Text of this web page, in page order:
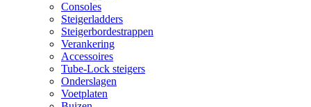
Consoles
Steigerladders
Steigerbordestrappen
Verankering
Accessoires
Tube-Lock steigers
Onderslagen
Voetplaten